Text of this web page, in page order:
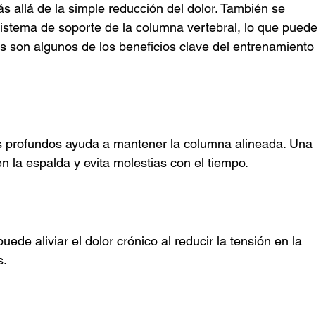
allá de la simple reducción del dolor. También se
de soporte de la columna vertebral, lo que puede
son algunos de los beneficios clave del entrenamiento
ayuda a mantener la columna alineada. Una
la espalda y evita molestias con el tiempo.
aliviar el dolor crónico al reducir la tensión en la